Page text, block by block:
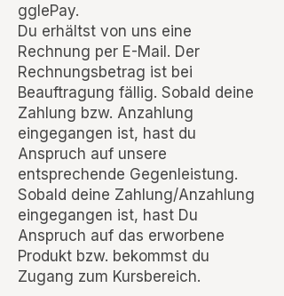
gglePay.
Du erhältst von uns eine
Rechnung per E-Mail. Der
Rechnungsbetrag ist bei
Beauftragung fällig. Sobald deine
Zahlung bzw. Anzahlung
eingegangen ist, hast du
Anspruch auf unsere
entsprechende Gegenleistung.
Sobald deine Zahlung/Anzahlung
eingegangen ist, hast Du
Anspruch auf das erworbene
Produkt bzw. bekommst du
Zugang zum Kursbereich.